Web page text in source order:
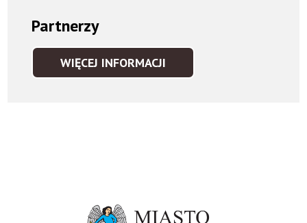
Partnerzy
WIĘCEJ INFORMACJI
PARTNERZY